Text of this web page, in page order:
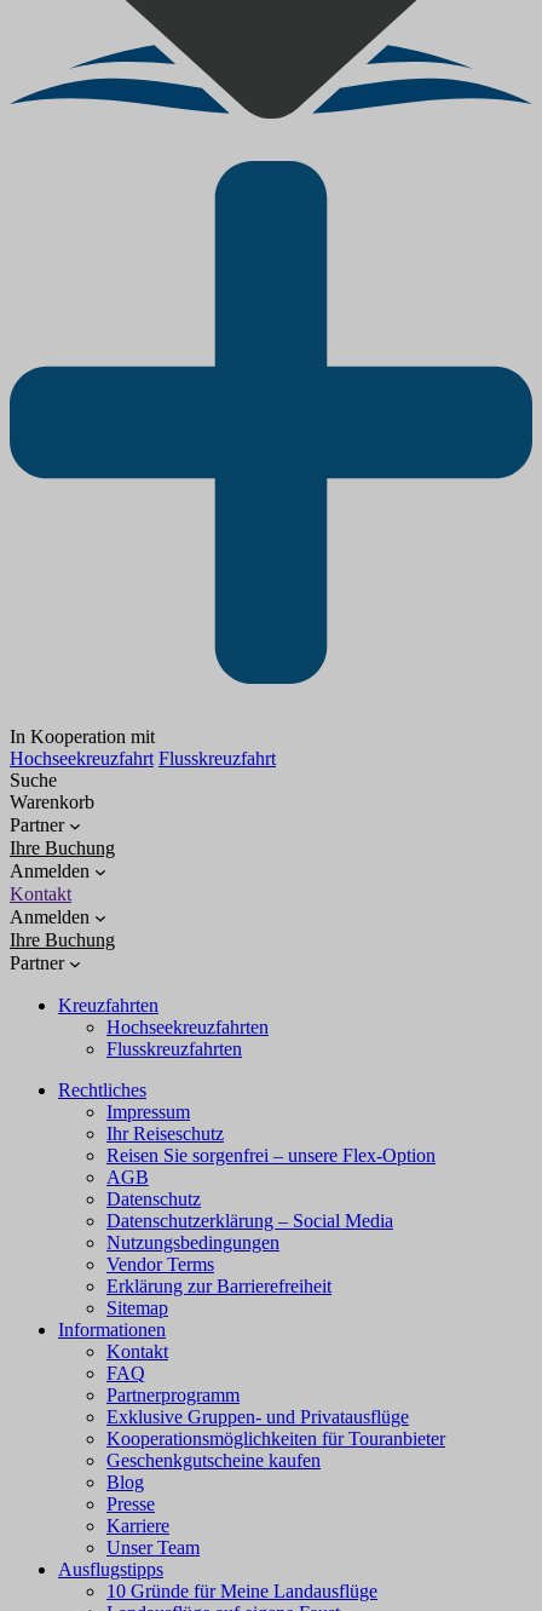
In Kooperation mit
Hochseekreuzfahrt Flusskreuzfahrt
Suche
Warenkorb
Partner
Ihre Buchung
Anmelden
Kontakt
Anmelden
Ihre Buchung
Partner
Kreuzfahrten
Hochseekreuzfahrten
Flusskreuzfahrten
Rechtliches
Impressum
Ihr Reiseschutz
Reisen Sie sorgenfrei – unsere Flex-Option
AGB
Datenschutz
Datenschutzerklärung – Social Media
Nutzungsbedingungen
Vendor Terms
Erklärung zur Barrierefreiheit
Sitemap
Informationen
Kontakt
FAQ
Partnerprogramm
Exklusive Gruppen- und Privatausflüge
Kooperationsmöglichkeiten für Touranbieter
Geschenkgutscheine kaufen
Blog
Presse
Karriere
Unser Team
Ausflugstipps
10 Gründe für Meine Landausflüge